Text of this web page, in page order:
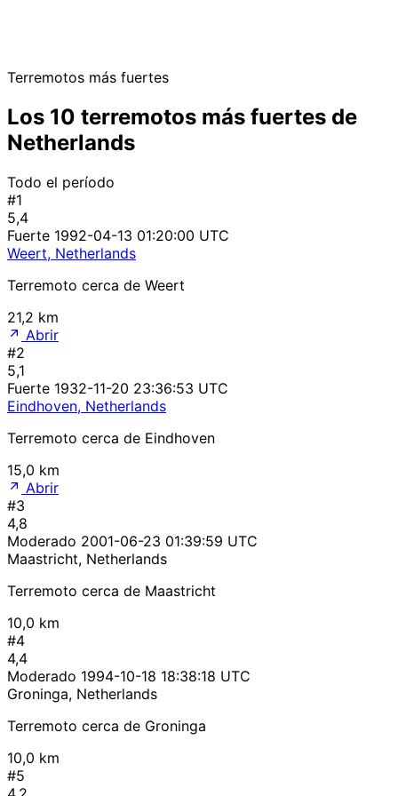
Terremotos más fuertes
Los 10 terremotos más fuertes de
Netherlands
Todo el período
#1
5,4
Fuerte 1992-04-13 01:20:00 UTC
Weert, Netherlands
Terremoto cerca de Weert
21,2 km
Abrir
#2
5,1
Fuerte 1932-11-20 23:36:53 UTC
Eindhoven, Netherlands
Terremoto cerca de Eindhoven
15,0 km
Abrir
#3
4,8
Moderado 2001-06-23 01:39:59 UTC
Maastricht, Netherlands
Terremoto cerca de Maastricht
10,0 km
#4
4,4
Moderado 1994-10-18 18:38:18 UTC
Groninga, Netherlands
Terremoto cerca de Groninga
10,0 km
#5